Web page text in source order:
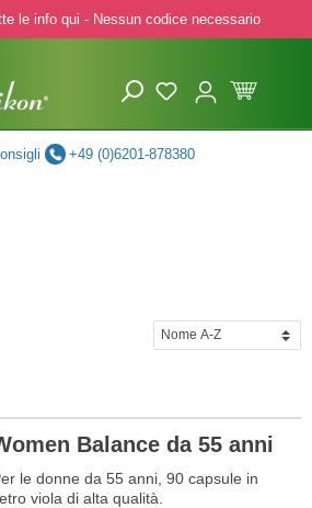
le info qui - Nessun codice necessario
+49 (0)6201-878380
Balance da 55 anni
le donne da 55 anni, 90 capsule in
viola di alta qualità.